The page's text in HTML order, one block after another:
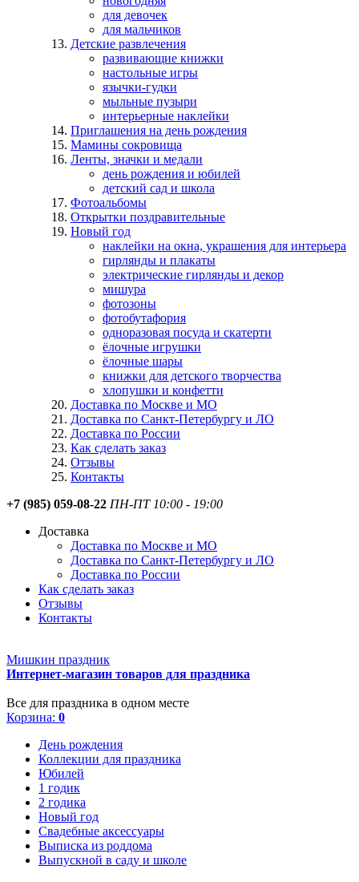
для девочек
для мальчиков
Детские развлечения
развивающие книжки
настольные игры
язычки-гудки
мыльные пузыри
интерьерные наклейки
Приглашения на день рождения
Мамины сокровища
Ленты, значки и медали
день рождения и юбилей
детский сад и школа
Фотоальбомы
Открытки поздравительные
Новый год
наклейки на окна, украшения для интерьера
гирлянды и плакаты
электрические гирлянды и декор
мишура
фотозоны
фотобутафория
одноразовая посуда и скатерти
ёлочные игрушки
ёлочные шары
книжки для детского творчества
хлопушки и конфетти
Доставка по Москве и МО
Доставка по Санкт-Петербургу и ЛО
Доставка по России
Как сделать заказ
Отзывы
Контакты
+7 (985) 059-08-22 ПН-ПТ 10:00 - 19:00
Доставка
Доставка по Москве и МО
Доставка по Санкт-Петербургу и ЛО
Доставка по России
Как сделать заказ
Отзывы
Контакты
Мишкин праздник
Интернет-магазин товаров для праздника
Все для праздника в одном месте
Корзина: 0
День рождения
Коллекции для праздника
Юбилей
1 годик
2 годика
Новый год
Свадебные аксессуары
Выписка из роддома
Выпускной в саду и школе